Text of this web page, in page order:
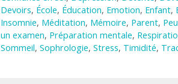
Devoirs, École, Éducation, Emotion, Enfant,
Insomnie, Méditation, Mémoire, Parent,
un examen, Préparation mentale,
Sommeil, Sophrologie, Stress, Timidité,